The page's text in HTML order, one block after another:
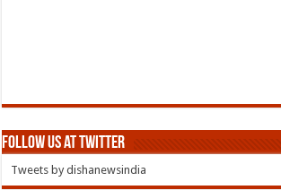
Follow us at Twitter
Tweets by dishanewsindia